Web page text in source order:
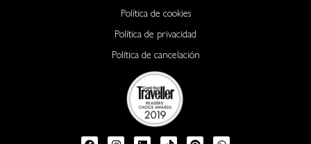
Política de cookies
Política de privacidad
Política de cancelación